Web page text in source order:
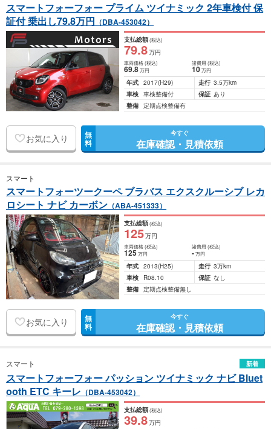
スマートフォーフォー プライム ツイナミック 2年車検付 保
証付 乗出し79.8万円 （DBA-453042）
支払総額(税込)
79.8万円
車両価格(税込)
69.8万円
諸費用 (税込)
10 万円
年式 2017(H29) 走行 3.5万km
車検 車検整備付 保証 あり
整備 定期点検整備有
お気に入り 無
料
今すぐ
在庫確認・見積依頼
スマート
スマートフォーツークーペ ブラバス エクスクルーシブ レカ
ロシート ナビ カーボン （ABA-451333）
支払総額(税込)
125万円
車両価格(税込)
125万円
諸費用 (税込)
- 万円
年式 2013(H25) 走行 3万km
車検
R08.10 保証 なし
整備 定期点検整備無し
お気に入り 無
料
今すぐ
在庫確認・見積依頼
スマート 新着
スマートフォーフォー パッション ツイナミック ナビ Bluet
ooth ETC キーレ （DBA-453042）
支払総額(税込)
39.8万円